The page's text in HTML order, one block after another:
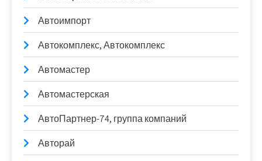
Автоимпорт
Автокомплекс, Автокомплекс
Автомастер
Автомастерская
АвтоПартнер-74, группа компаний
Авторай